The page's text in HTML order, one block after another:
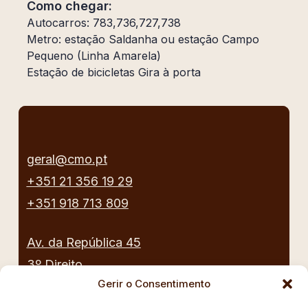
Gerir o Consentimento
Como chegar:
Autocarros: 783,736,727,738
Metro: estação Saldanha ou estação Campo
Pequeno (Linha Amarela)
Estação de bicicletas Gira à porta
geral@cmo.pt
+351 21 356 19 29
+351 918 713 809
Av. da República 45
3º Direito,
1050-187 Lisboa